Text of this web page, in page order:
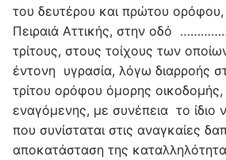
του δευτέρου και πρώτου
Πειραιά Αττικής, στην οδό
τρίτους, στους τοίχους των
έντονη υγρασία, λόγω διαρροής
τρίτου ορόφου όμορης οικοδομής,
εναγόμενης, με συνέπεια το ίδιο
που συνίσταται στις αναγκαίες
αποκατάσταση της